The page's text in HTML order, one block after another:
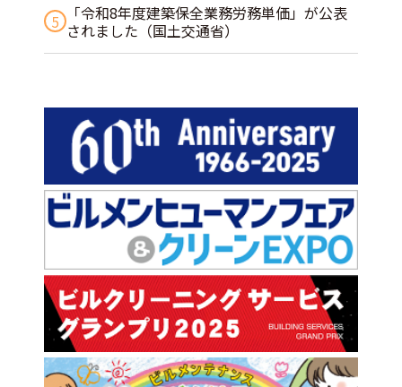
5
「令和8年度建築保全業務労務単価」が公表
されました（国土交通省）